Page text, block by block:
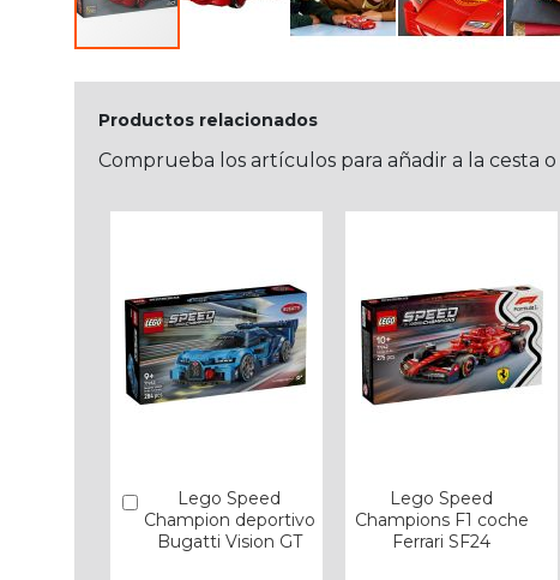
Productos relacionados
Comprueba los artículos para añadir a la cesta o
Lego Speed
Champion deportivo
Bugatti Vision GT
Añadir
Lego Speed
Champions F1 coche
Ferrari SF24